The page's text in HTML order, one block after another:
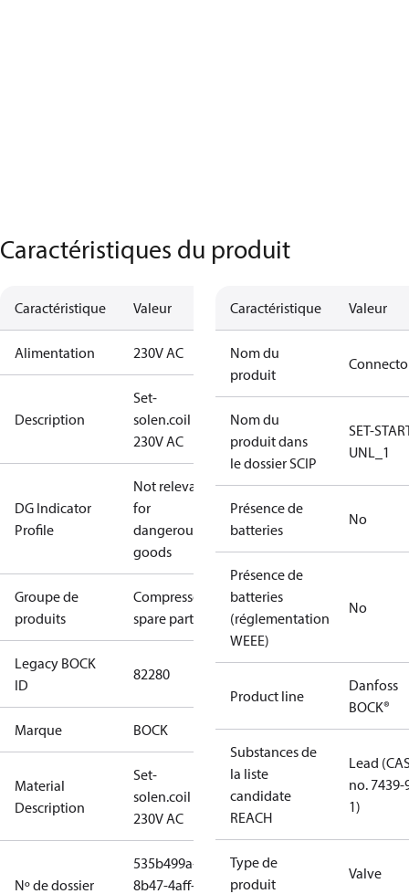
Caractéristiques du produit
Caractéristique Valeur
Alimentation 230V AC
Description
Set-
solen.coil
230V AC
DG Indicator
Profile
Not relevant
for
dangerous
goods
Groupe de
produits
Compressors
spare parts
Legacy BOCK
ID
82280
Marque BOCK
Material
Description
Set-
solen.coil
230V AC
Nº de dossier
535b499a-
8b47-4aff-
Caractéristique Valeur
Nom du
produit
Nom du
produit dans
le dossier SCIP
SET-
UNL_1
Présence de
batteries
No
Présence de
batteries
(réglementation
WEEE)
No
Product line
Danfoss
BOCK®
Substances de
la liste
candidate
REACH
Lead
no. 7439-
1)
Type de
produit
Valve